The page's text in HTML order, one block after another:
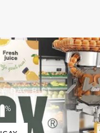
ĐẶC BIỆT